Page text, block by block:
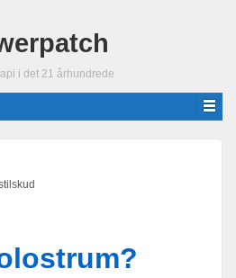
i det 21 århundrede